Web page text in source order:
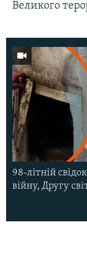
Великого
98-літній
війну, Другу